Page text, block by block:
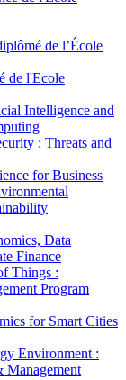
de l’École
de l'Ecole
Intelligence and
: Threats and
for Business
Data
Finance
Things :
Program
for Smart Cities
Environment :
Management